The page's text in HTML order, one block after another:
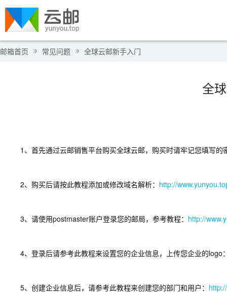
邮箱首页 常见问题 全球云邮新手入门
全
1、首先通过云邮销售平台购买全球云邮，购买时请牢记您填写的
2、购买后请按此教程添加或修改域名解析： http://
3、请使用postmaster账户登录您的邮局，参考教程： http://
4、登录后请参考此教程来设置您的企业信息，上传您企业的logo
5、创建企业信息后，请参考此教程来创建您的部门和用户：